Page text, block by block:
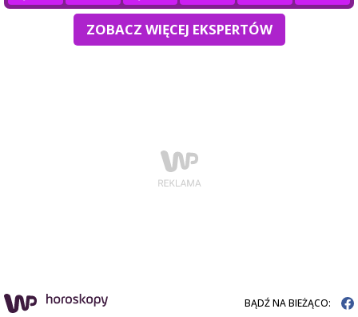
ZOBACZ WIĘCEJ EKSPERTÓW
BĄDŹ NA BIEŻĄCO: